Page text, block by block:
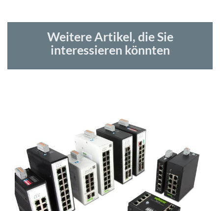
Weitere Artikel, die Sie
interessieren könnten